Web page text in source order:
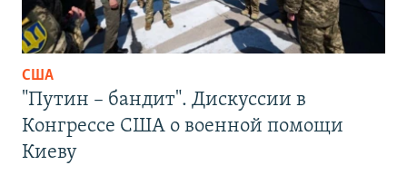
США
"Путин – бандит". Дискуссии в
Конгрессе США о военной помощи
Киеву